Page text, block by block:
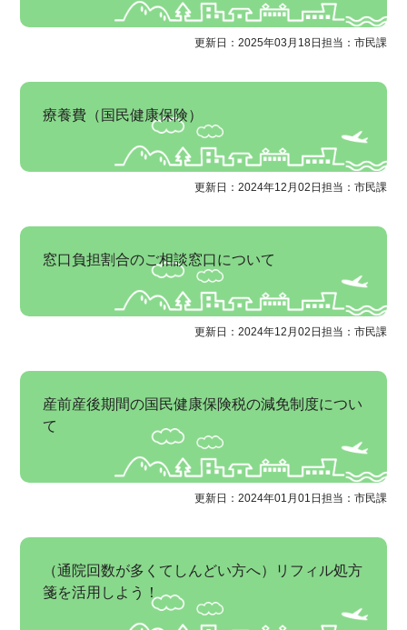
更新日：2025年03月18日 担当：市民課
療養費（国民健康保険）
更新日：2024年12月02日 担当：市民課
窓口負担割合のご相談窓口について
更新日：2024年12月02日 担当：市民課
産前産後期間の国民健康保険税の減免制度につい
て
更新日：2024年01月01日 担当：市民課
（通院回数が多くてしんどい方へ）リフィル処方
箋を活用しよう！